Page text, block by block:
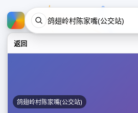
返回
鸽翅岭村陈家嘴(公交站)